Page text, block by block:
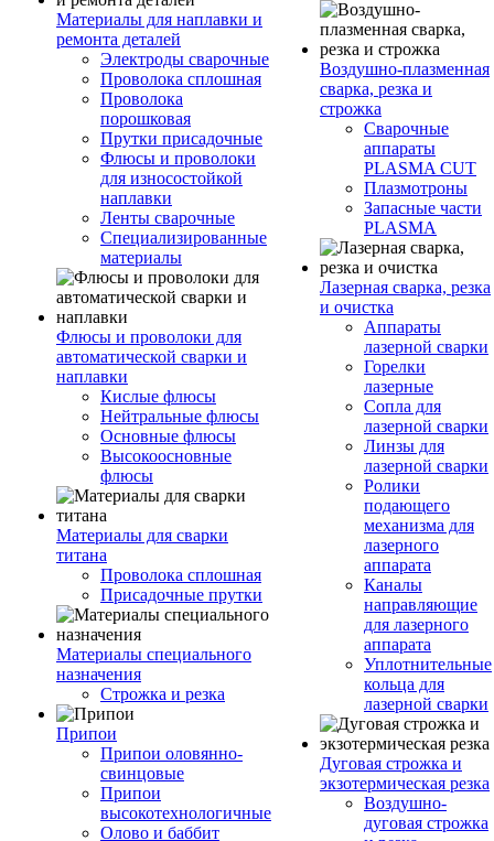
Материалы для наплавки и
ремонта деталей
Электроды сварочные
Проволока сплошная
Проволока
порошковая
Прутки присадочные
Флюсы и проволоки
для износостойкой
наплавки
Ленты сварочные
Специализированные
материалы
Флюсы и проволоки для
автоматической сварки и
наплавки
Кислые флюсы
Нейтральные флюсы
Основные флюсы
Высокоосновные
флюсы
Материалы для сварки
титана
Проволока сплошная
Присадочные прутки
Материалы специального
назначения
Строжка и резка
Припои
Припои оловянно-
свинцовые
Припои
высокотехнологичные
Олово и баббит
Воздушно-плазменная
сварка, резка и
строжка
Сварочные
аппараты
PLASMA CUT
Плазмотроны
Запасные части
PLASMA
Лазерная сварка, резка
и очистка
Аппараты
лазерной сварки
Горелки
лазерные
Сопла для
лазерной сварки
Линзы для
лазерной сварки
Ролики
подающего
механизма для
лазерного
аппарата
Каналы
направляющие
для лазерного
аппарата
Уплотнительные
кольца для
лазерной сварки
Дуговая строжка и
экзотермическая резка
Воздушно-
дуговая строжка